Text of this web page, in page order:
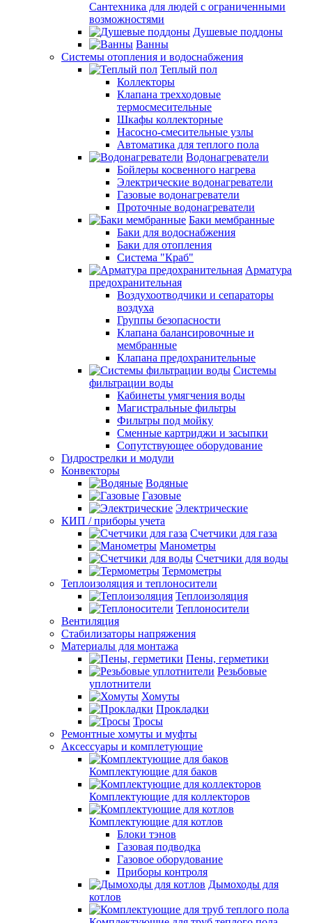
Сантехника для людей с ограниченными
возможностями
Душевые поддоны
Ванны
Системы отопления и водоснабжения
Теплый пол
Коллекторы
Клапана трехходовые
термосмесительные
Шкафы коллекторные
Насосно-смесительные узлы
Автоматика для теплого пола
Водонагреватели
Бойлеры косвенного нагрева
Электрические водонагреватели
Газовые водонагреватели
Проточные водонагреватели
Баки мембранные
Баки для водоснабжения
Баки для отопления
Система "Краб"
Арматура
предохранительная
Воздухоотводчики и сепараторы
воздуха
Группы безопасности
Клапана балансировочные и
мембранные
Клапана предохранительные
Системы
фильтрации воды
Кабинеты умягчения воды
Магистральные фильтры
Фильтры под мойку
Сменные картриджи и засыпки
Сопутствующее оборудование
Гидрострелки и модули
Конвекторы
Водяные
Газовые
Электрические
КИП / приборы учета
Счетчики для газа
Манометры
Счетчики для воды
Термометры
Теплоизоляция и теплоносители
Теплоизоляция
Теплоносители
Вентиляция
Стабилизаторы напряжения
Материалы для монтажа
Пены, герметики
Резьбовые
уплотнители
Хомуты
Прокладки
Тросы
Ремонтные хомуты и муфты
Аксессуары и комплетующие
Комплектующие для баков
Комплектующие для коллекторов
Комплектующие для котлов
Блоки тэнов
Газовая подводка
Газовое оборудование
Приборы контроля
Дымоходы для
котлов